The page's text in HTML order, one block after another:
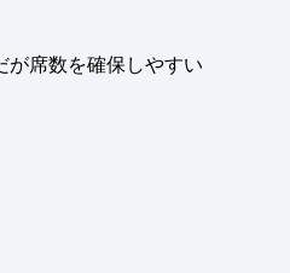
が席数を確保しやすい